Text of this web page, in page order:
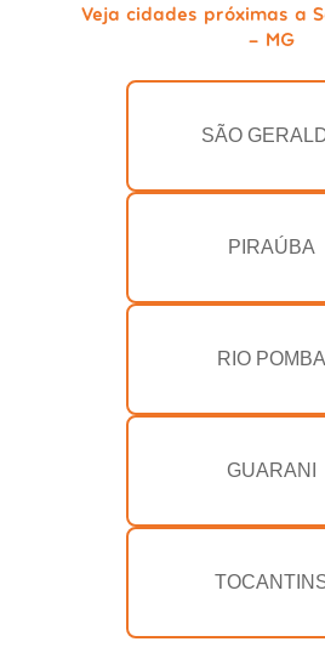
Veja cidades próximas a
- MG
SÃO
PIRAÚBA
RIO POMBA
GUARANI